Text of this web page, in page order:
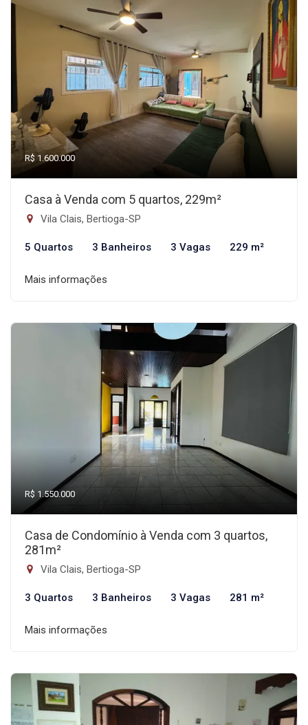
R$ 1.600.000
Casa à Venda com 5 quartos, 229m²
Vila Clais, Bertioga-SP
5 Quartos 3 Banheiros 3 Vagas 229 m²
Mais informações
R$ 1.550.000
Casa de Condomínio à Venda com 3 quartos,
281m²
Vila Clais, Bertioga-SP
3 Quartos 3 Banheiros 3 Vagas 281 m²
Mais informações